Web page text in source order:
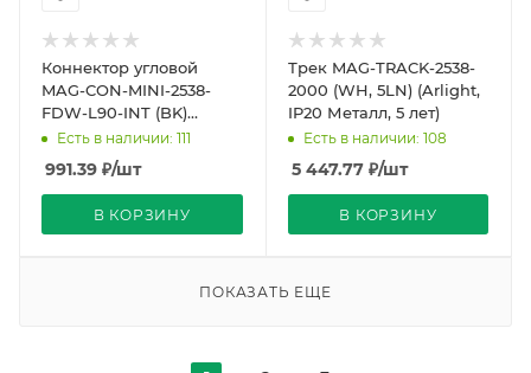
Коннектор угловой
MAG-CON-MINI-2538-
FDW-L90-INT (BK)
(Arlight, IP20 Металл, 5
Есть в наличии: 111
991.39 ₽/шт
В КОРЗИНУ
Трек MAG-TRACK-2538-
2000 (WH, 5LN) (Arlight,
IP20 Металл, 5 лет)
Есть в наличии: 108
5 447.77₽/шт
В КОРЗИНУ
ПОКАЗАТЬ ЕЩЕ